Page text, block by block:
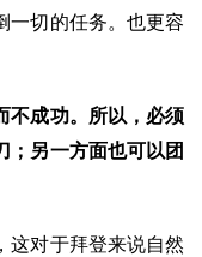
一切的任务。也更容
不成功。所以，必须
；另一方面也可以团
这对于拜登来说自然